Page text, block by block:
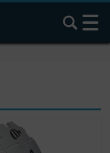
Hledat